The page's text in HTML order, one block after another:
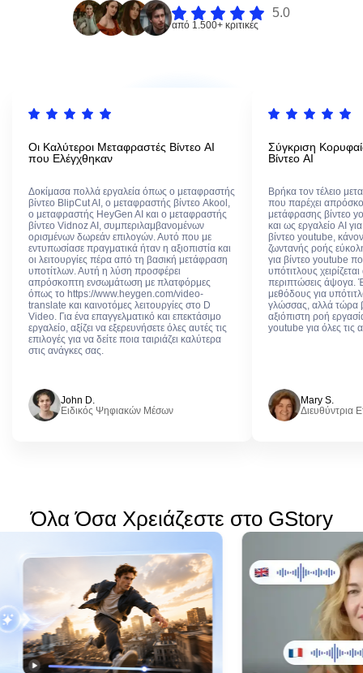
5.0
από 1.500+ κριτικές
Οι Καλύτεροι Μεταφραστές Βίντεο AI
που Ελέγχθηκαν
Δοκίμασα πολλά εργαλεία όπως ο μεταφραστής
βίντεο BlipCut AI, ο μεταφραστής βίντεο Akool,
ο μεταφραστής HeyGen AI και ο μεταφραστής
βίντεο Vidnoz AI, συμπεριλαμβανομένων
ορισμένων δωρεάν επιλογών. Αυτό που με
εντυπωσίασε πραγματικά ήταν η αξιοπιστία και
οι λειτουργίες πέρα από τη βασική μετάφραση
υποτίτλων. Αυτή η λύση προσφέρει
απρόσκοπτη ενσωμάτωση με πλατφόρμες
όπως το https://www.heygen.com/video-
translate και καινοτόμες λειτουργίες στο D
Video. Για ένα επαγγελματικό και επεκτάσιμο
εργαλείο, αξίζει να εξερευνήσετε όλες αυτές τις
επιλογές για να δείτε ποια ταιριάζει καλύτερα
στις ανάγκες σας.
John D.
Ειδικός Ψηφιακών Μέσων
Σύγκριση
Βίντεο AI
Βρήκα τον τέλειο
που παρέχει
μετάφρασης βίντεο
και ως εργαλείο AI
βίντεο youtube,
ζωντανής ροής
για βίντεο youtube
υπότιτλους
περιπτώσεις άψογα.
μεθόδους για
γλώσσας, αλλά τώρα
αξιόπιστη ροή
youtube για όλες τις
Mary S.
Διευθύντρια
Όλα Όσα Χρειάζεστε στο GStory